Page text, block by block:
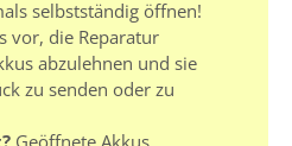
selbstständig öffnen!
vor, die Reparatur
abzulehnen und sie
zu senden oder zu
Geöffnete Akkus